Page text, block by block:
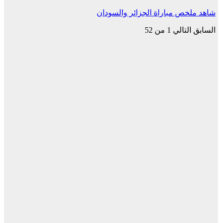
شاهد ملخص مباراة الجزائر والسودان
السابق التالي 1 من 52